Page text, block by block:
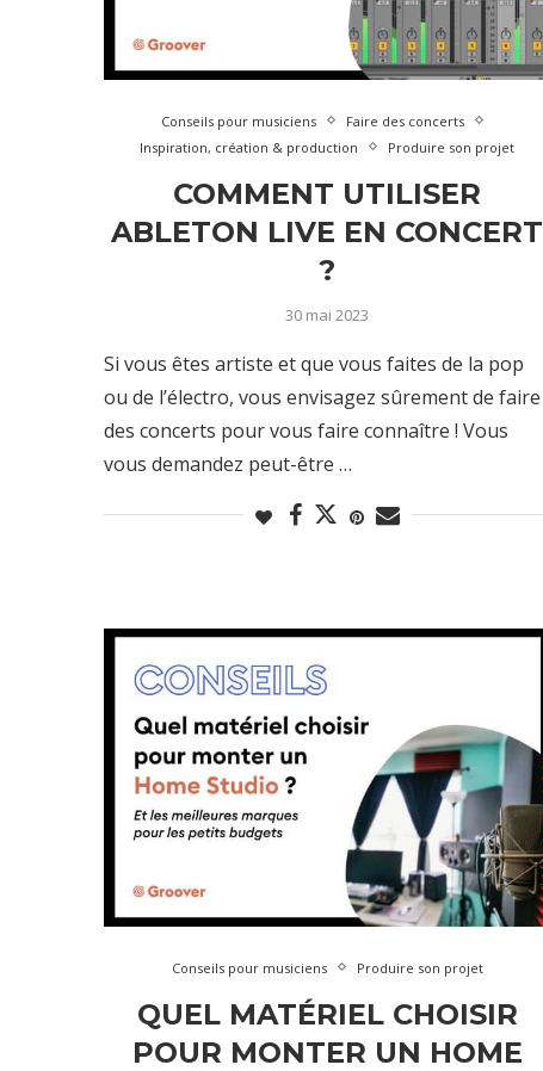
Conseils pour musiciens
Faire des concerts
Inspiration, création & production
Produire son projet
COMMENT UTILISER
ABLETON LIVE EN CONCERT
?
30 mai 2023
Si vous êtes artiste et que vous faites de la pop
ou de l’électro, vous envisagez sûrement de faire
des concerts pour vous faire connaître ! Vous
vous demandez peut-être …
Conseils pour musiciens Produire son projet
QUEL MATÉRIEL CHOISIR
POUR MONTER UN HOME